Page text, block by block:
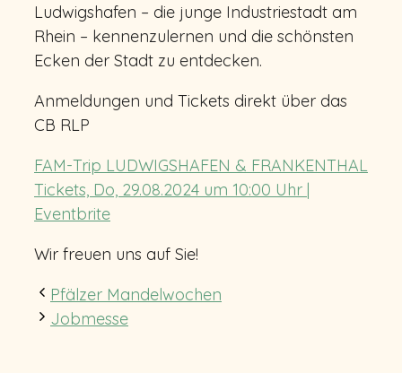
Ludwigshafen – die junge Industriestadt am
Rhein – kennenzulernen und die schönsten
Ecken der Stadt zu entdecken.
Anmeldungen und Tickets direkt über das
CB RLP
FAM-Trip LUDWIGSHAFEN & FRANKENTHAL
Tickets, Do, 29.08.2024 um 10:00 Uhr |
Eventbrite
Wir freuen uns auf Sie!
Pfälzer Mandelwochen
Jobmesse